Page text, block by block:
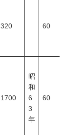
320 60
1700
昭
和
6
3
年
60